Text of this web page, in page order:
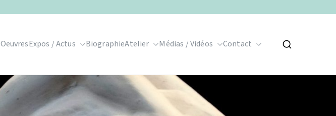
OeuvresExpos / Actus BiographieAtelier Médias / Vidéos Contact